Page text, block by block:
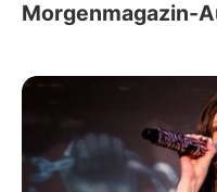
Morgenmagazin-